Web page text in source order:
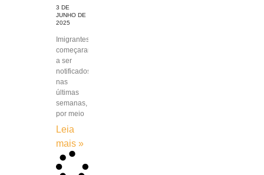
3 DE
JUNHO DE
2025
Imigrantes
começaram
a ser
notificados
nas
últimas
semanas,
por meio
Leia
mais »